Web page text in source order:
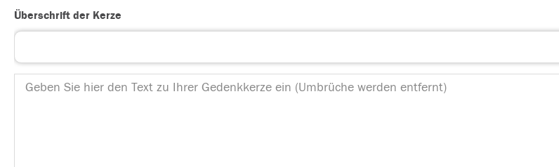
Überschrift der Kerze